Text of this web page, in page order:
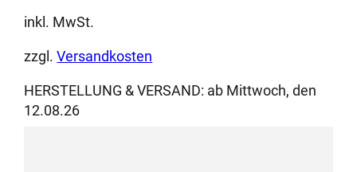
inkl. MwSt.
zzgl.Versandkosten
HERSTELLUNG & VERSAND: ab Mittwoch, den
12.08.26